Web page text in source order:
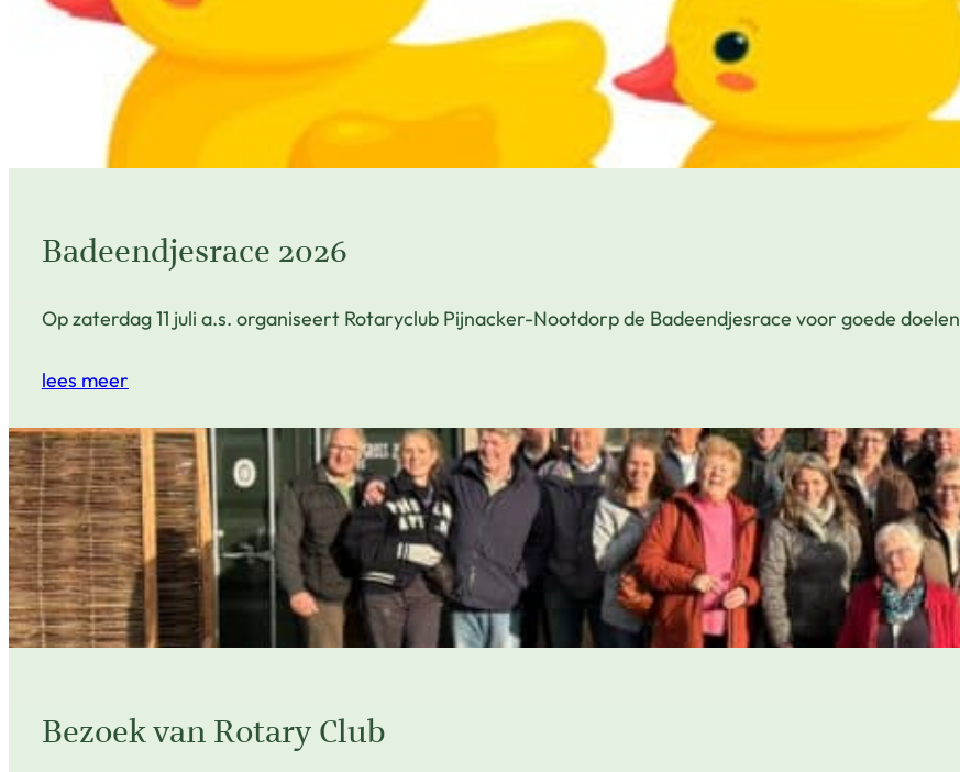
Badeendjesrace 2026
Op zaterdag 11 juli a.s. organiseert Rotaryclub Pijnacker-Nootdorp de Badeendjesrace voor goede
lees meer
Bezoek van Rotary Club